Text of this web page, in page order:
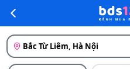
Bắc Từ Liêm, Hà Nội